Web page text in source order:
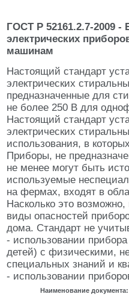
ГОСТ Р 52161.2.7-2009
электрических
машинам
Настоящий стандарт
электрических
предназначенные для
не более 250 В для
Настоящий стандарт
электрических
использования, в
Приборы, не
не менее могут быть
используемые
на фермах, входят в
Насколько это
виды опасностей
дома. Стандарт не
- использовании
детей) с физическими,
специальных знаний и
- использовании
Наименование документа: